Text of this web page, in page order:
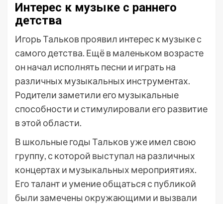
Интерес к музыке с раннего
детства
Игорь Тальков проявил интерес к музыке с
самого детства. Ещё в маленьком возрасте
он начал исполнять песни и играть на
различных музыкальных инструментах.
Родители заметили его музыкальные
способности и стимулировали его развитие
в этой области.
В школьные годы Тальков уже имел свою
группу, с которой выступал на различных
концертах и музыкальных мероприятиях.
Его талант и умение общаться с публикой
были замечены окружающими и вызвали